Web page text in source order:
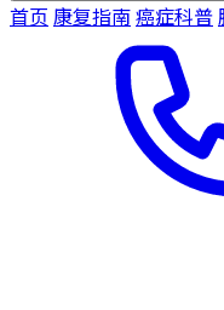
首页 康复指南癌症科普